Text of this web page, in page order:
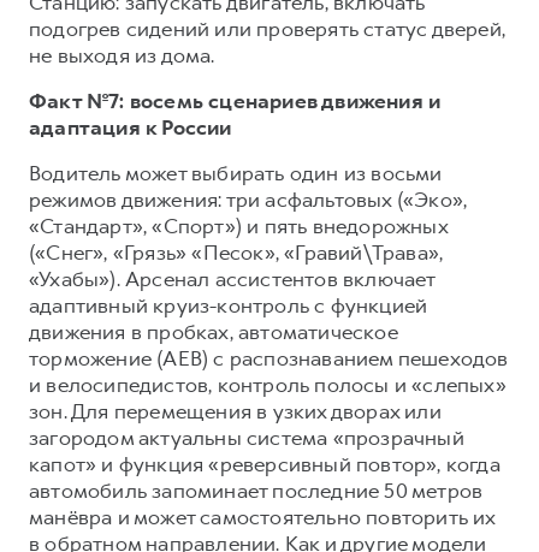
подогрев сидений или проверять статус дверей,
не выходя из дома.
Факт №7: восемь сценариев движения и
адаптация к России
Водитель может выбирать один из восьми
режимов движения: три асфальтовых («Эко»,
«Стандарт», «Спорт») и пять внедорожных
(«Снег», «Грязь» «Песок», «Гравий\Трава»,
«Ухабы»). Арсенал ассистентов включает
адаптивный круиз-контроль с функцией
движения в пробках, автоматическое
торможение (AEB) с распознаванием пешеходов
и велосипедистов, контроль полосы и «слепых»
зон. Для перемещения в узких дворах или
загородом актуальны система «прозрачный
капот» и функция «реверсивный повтор», когда
автомобиль запоминает последние 50 метров
манёвра и может самостоятельно повторить их
в обратном направлении. Как и другие модели